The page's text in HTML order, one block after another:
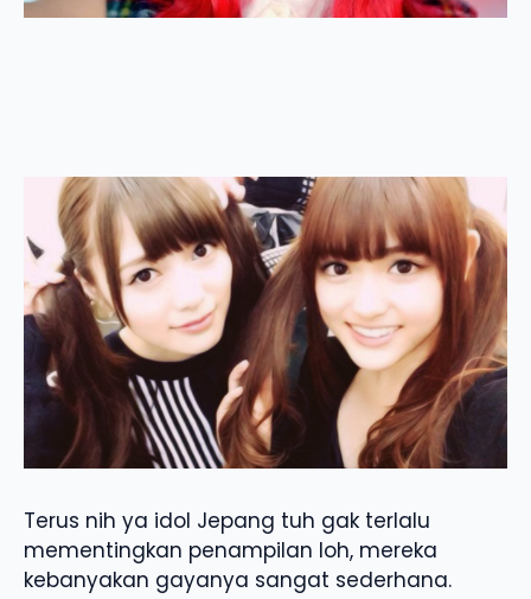
Terus nih ya idol Jepang tuh gak terlalu
mementingkan penampilan loh, mereka
kebanyakan gayanya sangat sederhana.